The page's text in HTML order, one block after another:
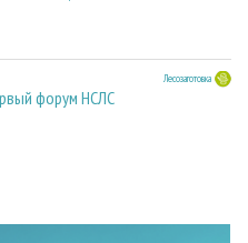
Лесозаготовка
форум НСЛС